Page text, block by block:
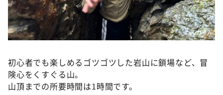
©️スカイA
初心者でも楽しめるゴツゴツした岩山に鎖場など、冒
険心をくすぐる山。
山頂までの所要時間は1時間です。